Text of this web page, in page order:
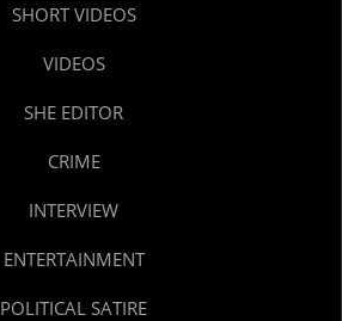
SHORT VIDEOS
VIDEOS
SHE EDITOR
CRIME
INTERVIEW
ENTERTAINMENT
POLITICAL SATIRE